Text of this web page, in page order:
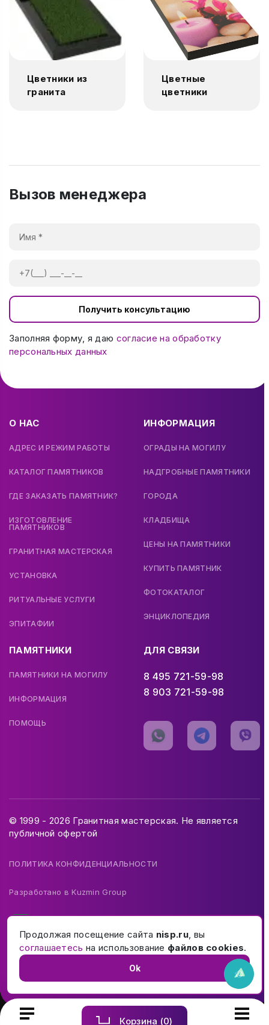
Корзина (0)
Цветники из
гранита
Цветные
цветники
Вызов менеджера
Получить консультацию
Заполняя форму, я даю согласие на обработку
персональных данных
О НАС
АДРЕС И РЕЖИМ РАБОТЫ
КАТАЛОГ ПАМЯТНИКОВ
ГДЕ ЗАКАЗАТЬ ПАМЯТНИК?
ИЗГОТОВЛЕНИЕ
ПАМЯТНИКОВ
ГРАНИТНАЯ МАСТЕРСКАЯ
УСТАНОВКА
РИТУАЛЬНЫЕ УСЛУГИ
ЭПИТАФИИ
ИНФОРМАЦИЯ
ОГРАДЫ НА МОГИЛУ
НАДГРОБНЫЕ ПАМЯТНИКИ
ГОРОДА
КЛАДБИЩА
ЦЕНЫ НА ПАМЯТНИКИ
КУПИТЬ ПАМЯТНИК
ФОТОКАТАЛОГ
ЭНЦИКЛОПЕДИЯ
ПАМЯТНИКИ
ПАМЯТНИКИ НА МОГИЛУ
ИНФОРМАЦИЯ
ПОМОЩЬ
ДЛЯ СВЯЗИ
8 495 721-59-98
8 903 721-59-98
© 1999 - 2026 Гранитная мастерская. Не является
публичной офертой
ПОЛИТИКА КОНФИДЕНЦИАЛЬНОСТИ
Разработано вKuzmin Group
Продолжая посещение сайта nisp.ru, вы
соглашаетесь на использование файлов cookies.
Ok